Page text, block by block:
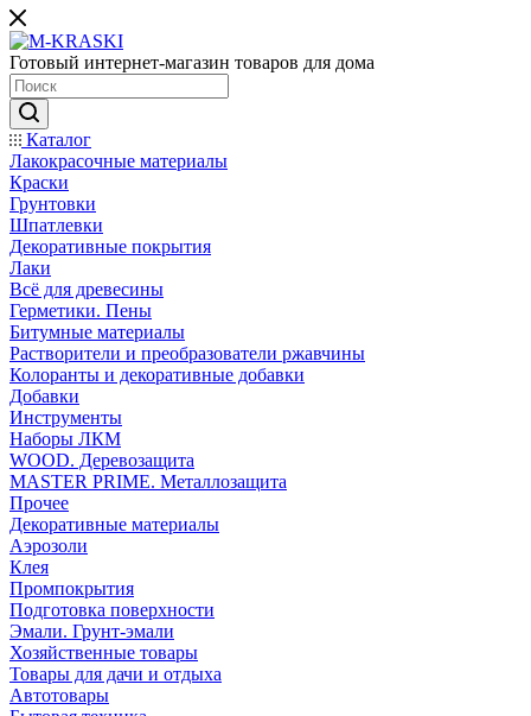
Готовый интернет-магазин товаров для дома
Каталог
Лакокрасочные материалы
Краски
Грунтовки
Шпатлевки
Декоративные покрытия
Лаки
Всё для древесины
Герметики. Пены
Битумные материалы
Растворители и преобразователи ржавчины
Колоранты и декоративные добавки
Добавки
Инструменты
Наборы ЛКМ
WOOD. Деревозащита
MASTER PRIME. Металлозащита
Прочее
Декоративные материалы
Аэрозоли
Клея
Промпокрытия
Подготовка поверхности
Эмали. Грунт-эмали
Хозяйственные товары
Товары для дачи и отдыха
Автотовары